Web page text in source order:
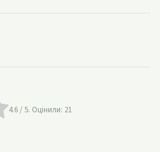
4.6/ 5. Оцінили: 21